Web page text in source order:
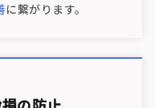
に繋がります。